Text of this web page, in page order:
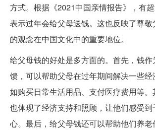
方式。根据《2021中国亲情报告》，有
表示过年会给父母送钱。这也反映了尊
的观念在中国文化中的重要地位。
给父母钱的好处是多方面的。首先，钱
馈，可以帮助父母在过年期间解决一些
如购买日常生活用品、支付医疗费用等
也体现了经济支持和照顾，让他们感受
心。最后，给父母钱还可以帮助他们养